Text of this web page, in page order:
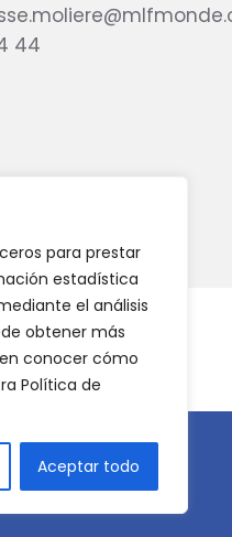
para prestar
estadística
el análisis
obtener más
conocer cómo
Política de
Aceptar todo
44